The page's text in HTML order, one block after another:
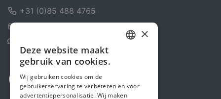
+31 (0)85 488 4765
ENGLISH
×
Deze website maakt
gebruik van cookies.
Wij gebruiken cookies om de
gebruikerservaring te verbeteren en voor
advertentiepersonalisatie. Wij maken